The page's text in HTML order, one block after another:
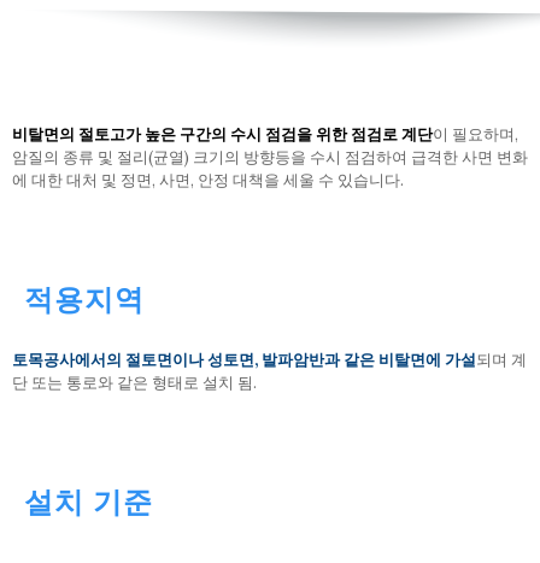
비탈면의 절토고가 높은 구간의 수시 점검을 위한 점검로 계단이 필요하며,
암질의 종류 및 절리(균열) 크기의 방향등을 수시 점검하여 급격한 사면 변화
에 대한 대처 및 정면, 사면, 안정 대책을 세울 수 있습니다.
적용지역
토목공사에서의 절토면이나 성토면, 발파암반과 같은 비탈면에 가설되며 계
단 또는 통로와 같은 형태로 설치 됨.
설치 기준